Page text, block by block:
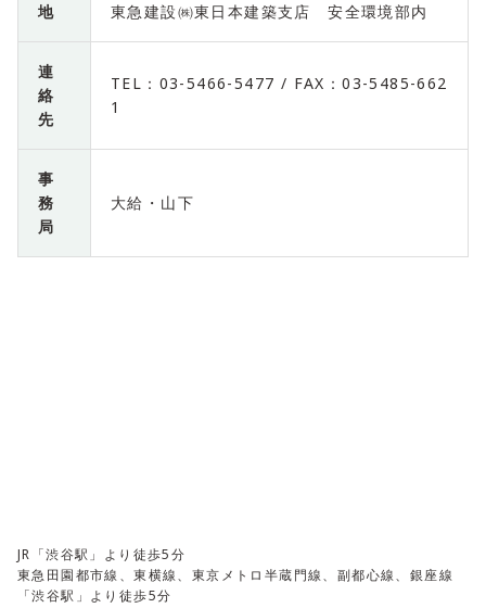
地
東急建設㈱東日本建築支店 安全環境部内
連
絡
先
TEL：03-5466-5477 / FAX：03-5485-662
1
事
務
局
大給・山下
JR「渋谷駅」より徒歩5分
東急田園都市線、東横線、東京メトロ半蔵門線、副都心線、銀座線
「渋谷駅」より徒歩5分